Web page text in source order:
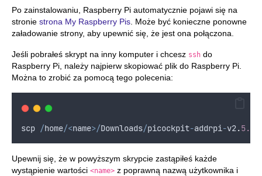
Po zainstalowaniu, Raspberry Pi automatycznie pojawi się na
stronie strona My Raspberry Pis . Może być konieczne ponowne
załadowanie strony, aby upewnić się, że jest ona połączona.
Jeśli pobrałeś skrypt na inny komputer i chcesz ssh do
Raspberry Pi, należy najpierw skopiować plik do Raspberry Pi.
Można to zrobić za pomocą tego polecenia:
scp /home/<name>/Downloads/picockpit-addrpi-v2.5.0
Upewnij się, że w powyższym skrypcie zastąpiłeś każde
wystąpienie wartości <name> z poprawną nazwą użytkownika i